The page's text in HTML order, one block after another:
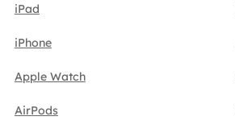
iPad
iPhone
Apple Watch
AirPods